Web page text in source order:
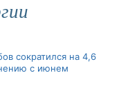
сократился на 4,6
с июнем